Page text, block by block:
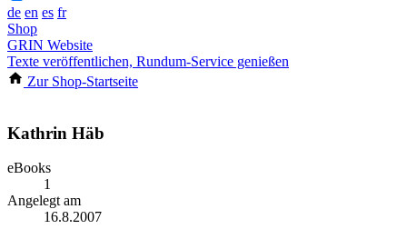
de en es fr
Shop
GRIN Website
Texte veröffentlichen, Rundum-Service genießen
Zur Shop-Startseite
Kathrin Häb
eBooks
1
Angelegt am
16.8.2007